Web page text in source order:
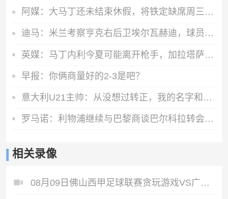
阿媒：大马丁还未结束休假，将铁定缺席周三与巴黎的欧超杯决赛
迪马：米兰考察亨克右后卫埃尔瓦赫迪，球员估价1300万到1500万欧
英媒：马丁内利今夏可能离开枪手，加拉塔萨雷已经向阿森纳问价
早报：你俩商量好的2-3是吧？
意大利U21主帅：从没想过转正，我的名字和齐祖渣叔相比格格不入
罗马诺：利物浦继续与巴黎商谈巴尔科拉转会，但尚未正式报价
相关录像
08月09日佛山西甲足球联赛贪玩游戏VS广东西南建设全场录像